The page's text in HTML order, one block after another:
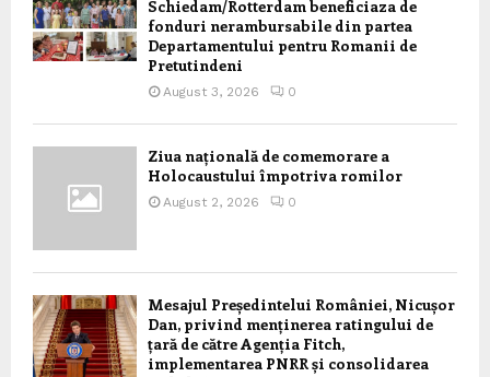
Schiedam/Rotterdam beneficiaza de
fonduri nerambursabile din partea
Departamentului pentru Romanii de
Pretutindeni
August 3, 2026 0
Ziua națională de comemorare a
Holocaustului împotriva romilor
August 2, 2026 0
Mesajul Președintelui României, Nicușor
Dan, privind menținerea ratingului de
țară de către Agenția Fitch,
implementarea PNRR și consolidarea